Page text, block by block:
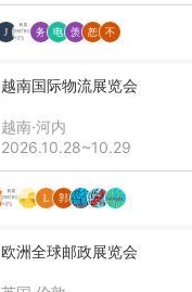
越南国际物流展览会
越南·河内
2026.10.28~10.29
欧洲全球邮政展览会